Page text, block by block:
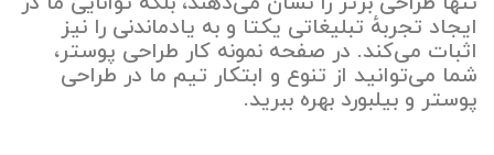
ایجاد تجربهٔ تبلیغاتی یکتا و به یادماندنی را نیز
اثبات می‌کند. در صفحه نمونه کار طراحی پوستر،
شما می‌توانید از تنوع و ابتکار تیم ما در طراحی
پوستر و بیلبورد بهره‌ ببرید.